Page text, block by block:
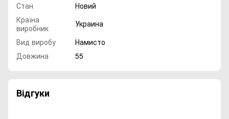
Стан
Новий
Країна
виробник
Украина
Вид виробу
Намисто
Довжина
55
Відгуки